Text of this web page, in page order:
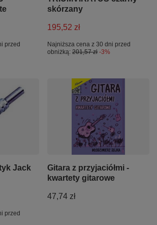
przed
skórzany
195,52 zł
Najniższa cena z 30 dni przed
obniżką: 201,57 zł -3%
Jack
przed
Gitara z przyjaciółmi -
kwartety gitarowe
47,74 zł